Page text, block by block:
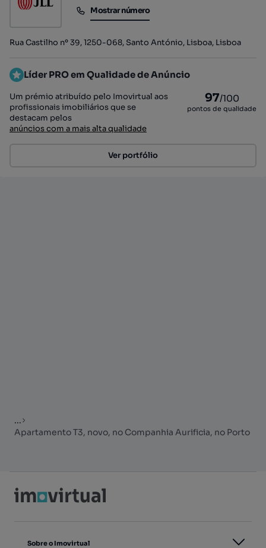
Mostrar número
Mostrar número
Rua Castilho nº 39, 1250-068, Santo António, Lisboa, Lisboa
Líder PRO em Qualidade de Anúncio
Um prémio atribuído pelo Imovirtual aos
profissionais imobiliários que se
destacam pelos
anúncios com a mais alta qualidade
97/100
pontos de qualidade
Ver portfólio
...
Apartamento T3, novo, no Companhia Aurificia, no Porto
Sobre o Imovirtual